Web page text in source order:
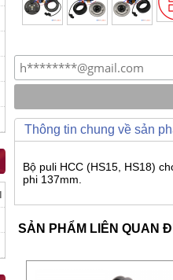
Thông tin chung về sản
Bộ puli HCC (HS15, HS18)
phi 137mm.
SẢN PHẨM LIÊN QUAN